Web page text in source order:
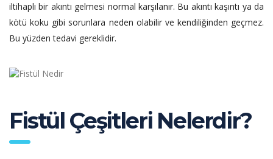
iltihaplı bir akıntı gelmesi normal karşılanır. Bu akıntı kaşıntı ya da
kötü koku gibi sorunlara neden olabilir ve kendiliğinden geçmez.
Bu yüzden tedavi gereklidir.
Fistül Çeşitleri Nelerdir?